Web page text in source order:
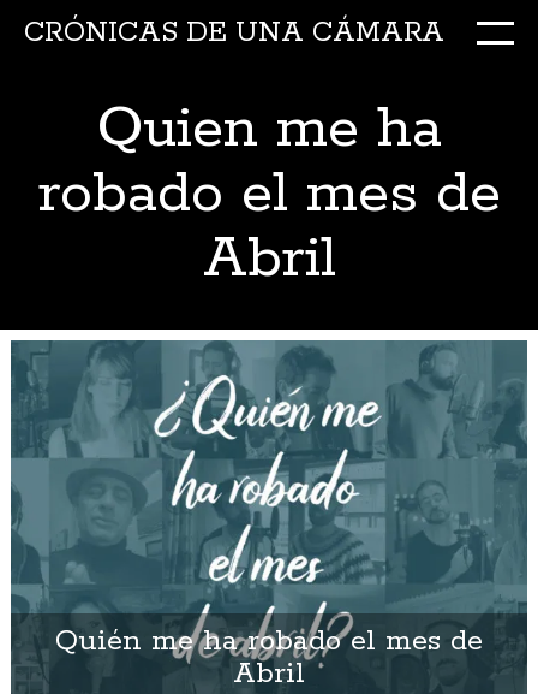
CRÓNICAS DE UNA CÁMARA
Quien me ha
robado el mes de
Abril
Quién me ha robado el mes de
Abril